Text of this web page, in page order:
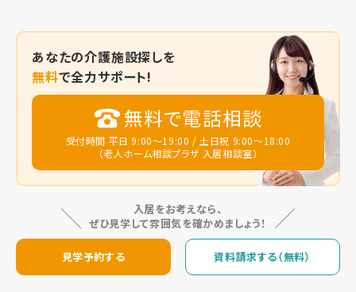
あなたの介護施設探しを
無料で全力サポート!
無料で電話相談
受付時間 平日 9:00～19:00 / 土日祝 9:00～18:00
（老人ホーム相談プラザ 入居相談室）
入居をお考えなら、
ぜひ見学して雰囲気を確かめましょう！
見学予約する 資料請求する（無料）